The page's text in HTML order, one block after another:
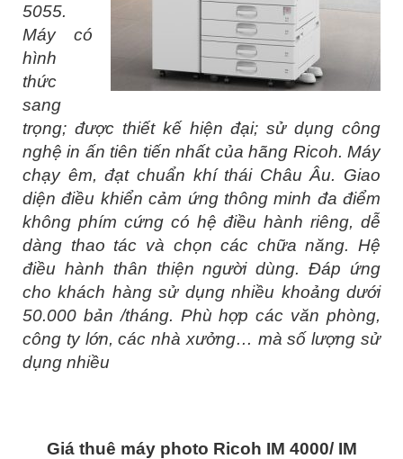
5055.
Máy có
hình
thức
sang
trọng; được thiết kế hiện đại; sử dụng công
nghệ in ấn tiên tiến nhất của hãng Ricoh. Máy
chạy êm, đạt chuẩn khí thái Châu Âu. Giao
diện điều khiển cảm ứng thông minh đa điểm
không phím cứng có hệ điều hành riêng, dễ
dàng thao tác và chọn các chữa năng. Hệ
điều hành thân thiện người dùng. Đáp ứng
cho khách hàng sử dụng nhiều khoảng dưới
50.000 bản /tháng. Phù hợp các văn phòng,
công ty lớn, các nhà xưởng… mà số lượng sử
dụng nhiều
Giá thuê máy photo Ricoh IM 4000/ IM